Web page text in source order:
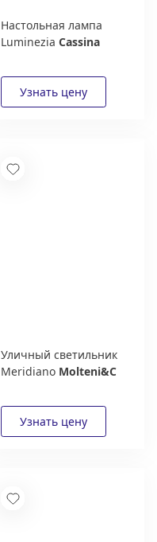
Настольная лампа
Luminezia Cassina
Уличный светильник
Meridiano Molteni&C